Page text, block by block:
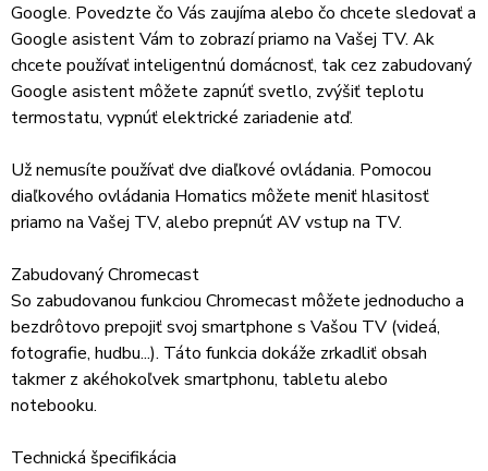
Google. Povedzte čo Vás zaujíma alebo čo chcete sledovať a
Google asistent Vám to zobrazí priamo na Vašej TV. Ak
chcete používať inteligentnú domácnosť, tak cez zabudovaný
Google asistent môžete zapnúť svetlo, zvýšiť teplotu
termostatu, vypnúť elektrické zariadenie atď.
Už nemusíte používať dve diaľkové ovládania. Pomocou
diaľkového ovládania Homatics môžete meniť hlasitosť
priamo na Vašej TV, alebo prepnúť AV vstup na TV.
Zabudovaný Chromecast
So zabudovanou funkciou Chromecast môžete jednoducho a
bezdrôtovo prepojiť svoj smartphone s Vašou TV (videá,
fotografie, hudbu...). Táto funkcia dokáže zrkadliť obsah
takmer z akéhokoľvek smartphonu, tabletu alebo
notebooku.
Technická špecifikácia